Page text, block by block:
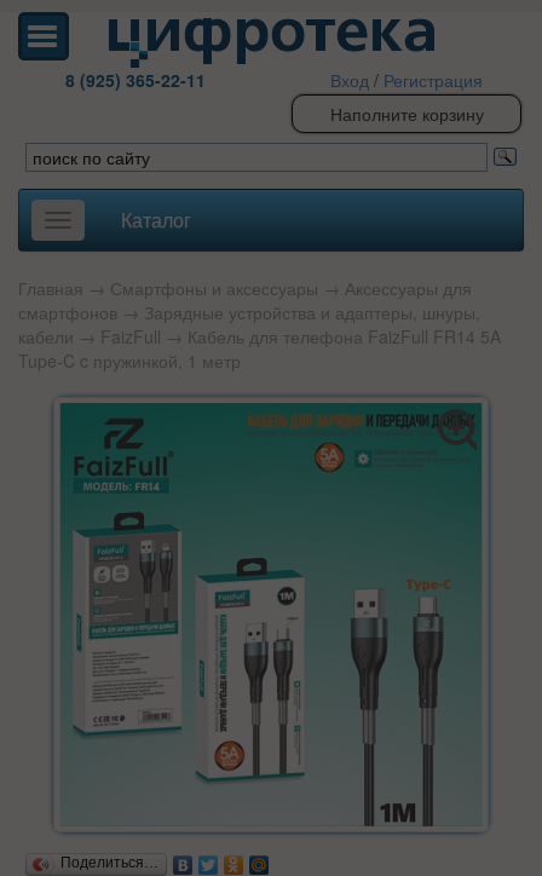
8 (925) 365-22-11 Вход / Регистрация
Наполните корзину
Toggle
navigation
Каталог
Главная → Смартфоны и аксессуары → Аксессуары для
смартфонов → Зарядные устройства и адаптеры, шнуры,
кабели → FaizFull → Кабель для телефона FaizFull FR14 5A
Tupe-C c пружинкой, 1 метр
Поделиться…